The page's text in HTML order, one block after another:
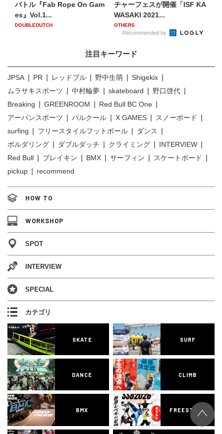
バトル『Fab Rope On Gam
es』Vol.1...
DOUBLEDUTCH
チャーフェスが開催「ISF KA
WASAKI 2021...
OTHERS
Recommended by
注目キーワード
JPSA PR レッドブル 野中生萌
Shigekix
ムラサキスポーツ
中村輪夢 skateboard
野口啓代
Breaking
GREENROOM
Red Bull BC One
アーバンスポーツ
パルクール X GAMES
スノーボード
surfing
フリースタイルフットボール
ダンス
ボルダリング
ダブルダッチ クライミング
INTERVIEW
Red Bull
ブレイキン BMX サーフィン
スケートボード
pickup
recommend
HOW TO
WORKSHOP
SPOT
INTERVIEW
SPECIAL
カテゴリ
SKATE SURF
DANCE CLIMB
BMX FREESTYLE